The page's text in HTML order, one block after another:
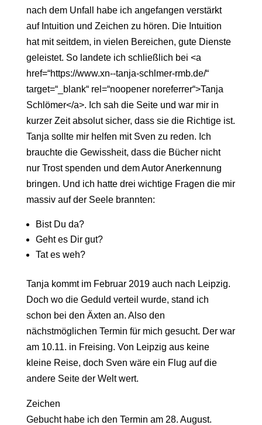
nach dem Unfall habe ich angefangen verstärkt
auf Intuition und Zeichen zu hören. Die Intuition
hat mit seitdem, in vielen Bereichen, gute Dienste
geleistet. So landete ich schließlich bei <a
href=“https://www.xn--tanja-schlmer-rmb.de/“
target=“_blank“ rel=“noopener noreferrer“>Tanja
Schlömer</a>. Ich sah die Seite und war mir in
kurzer Zeit absolut sicher, dass sie die Richtige ist.
Tanja sollte mir helfen mit Sven zu reden. Ich
brauchte die Gewissheit, dass die Bücher nicht
nur Trost spenden und dem Autor Anerkennung
bringen. Und ich hatte drei wichtige Fragen die mir
massiv auf der Seele brannten:
Bist Du da?
Geht es Dir gut?
Tat es weh?
Tanja kommt im Februar 2019 auch nach Leipzig.
Doch wo die Geduld verteil wurde, stand ich
schon bei den Äxten an. Also den
nächstmöglichen Termin für mich gesucht. Der war
am 10.11. in Freising. Von Leipzig aus keine
kleine Reise, doch Sven wäre ein Flug auf die
andere Seite der Welt wert.
Zeichen
Gebucht habe ich den Termin am 28. August.